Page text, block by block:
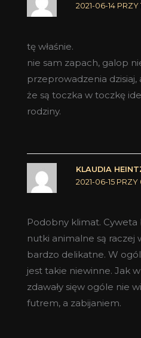
2021-06-14 PRZY
tę właśnie.
nie sam zapach, galop
przeprowadzenia
że są toczka w toczkę
rodziny.
KLAUDIA
2021-06-15 PRZY
Podobny klimat. Cyweta
nutki animalne są raczej
bardzo delikatne. W
jest takie niewinne. Jak
zdawały sięw ogóle nie
futrem, a zabijaniem.